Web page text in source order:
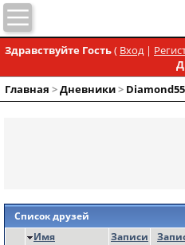
Здравствуйте Гость( Вход|
Главная >Дневники>
Список друзей
Имя
Записи